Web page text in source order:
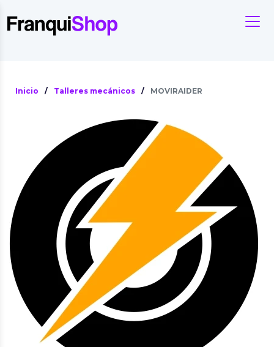
Inicio / Talleres mecánicos / MOVIRAIDER